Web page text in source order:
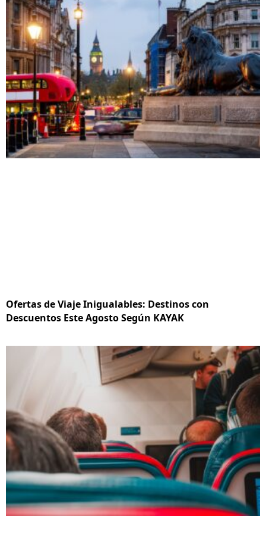
Ofertas de Viaje Inigualables: Destinos con
Descuentos Este Agosto Según KAYAK